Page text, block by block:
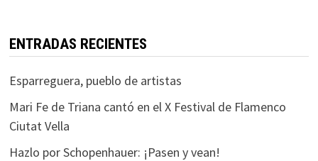
ENTRADAS RECIENTES
Esparreguera, pueblo de artistas
Mari Fe de Triana cantó en el X Festival de Flamenco
Ciutat Vella
Hazlo por Schopenhauer: ¡Pasen y vean!